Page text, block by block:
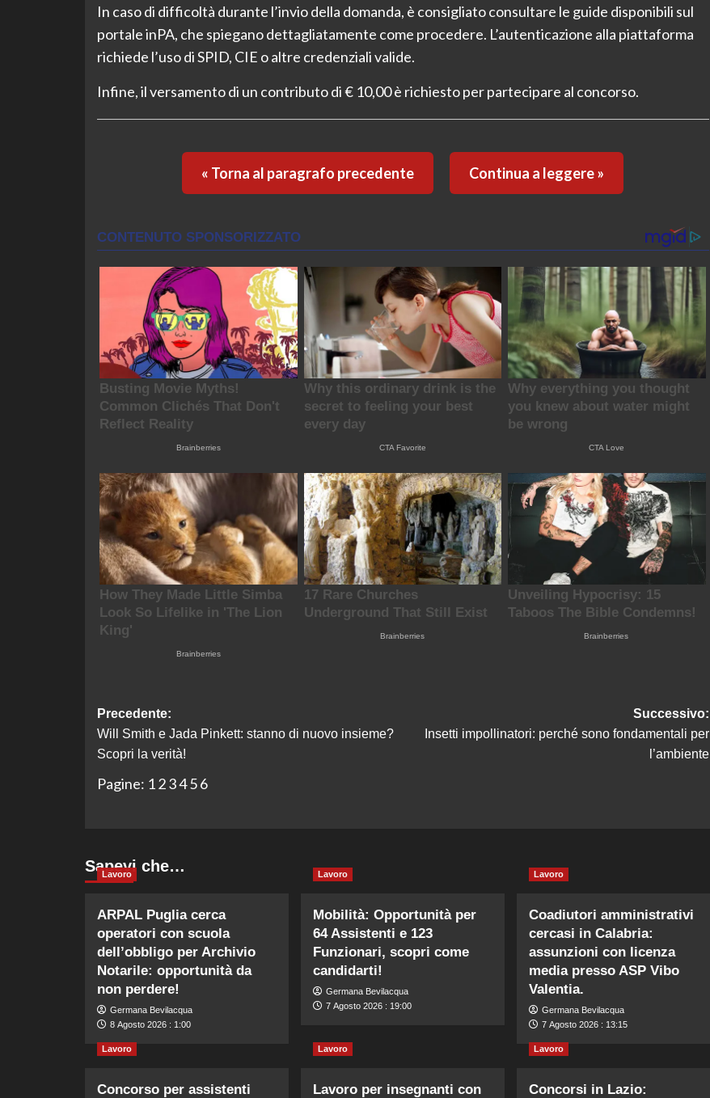
In caso di difficoltà durante l’invio della domanda, è consigliato consultare le guide disponibili sul
portale inPA, che spiegano dettagliatamente come procedere. L’autenticazione alla piattaforma
richiede l’uso di SPID, CIE o altre credenziali valide.
Infine, il versamento di un contributo di € 10,00 è richiesto per partecipare al concorso.
« Torna al paragrafo precedente Continua a leggere »
Navigazione
articolo
Precedente:
Will Smith e Jada Pinkett: stanno di nuovo insieme?
Scopri la verità!
Successivo:
Insetti impollinatori: perché sono fondamentali per
l’ambiente
Pagine: 1 2 34 5 6
Sapevi che…
Lavoro
ARPAL Puglia cerca
operatori con scuola
dell’obbligo per Archivio
Notarile: opportunità da
non perdere!
Germana Bevilacqua
8 Agosto 2026 : 1:00
Lavoro
Mobilità: Opportunità per
64 Assistenti e 123
Funzionari, scopri come
candidarti!
Germana Bevilacqua
7 Agosto 2026 : 19:00
Lavoro
Coadiutori amministrativi
cercasi in Calabria:
assunzioni con licenza
media presso ASP Vibo
Valentia.
Germana Bevilacqua
7 Agosto 2026 : 13:15
Lavoro
Concorso per assistenti
Lavoro
Lavoro per insegnanti con
Lavoro
Concorsi in Lazio: